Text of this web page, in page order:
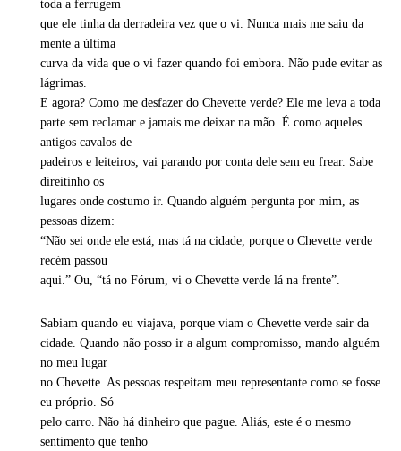
toda a ferrugem
que ele tinha da derradeira vez que o vi. Nunca mais me saiu da
mente a última
curva da vida que o vi fazer quando foi embora. Não pude evitar as
lágrimas.
E agora? Como me desfazer do Chevette verde? Ele me leva a toda
parte sem reclamar e jamais me deixar na mão. É como aqueles
antigos cavalos de
padeiros e leiteiros, vai parando por conta dele sem eu frear. Sabe
direitinho os
lugares onde costumo ir. Quando alguém pergunta por mim, as
pessoas dizem:
“Não sei onde ele está, mas tá na cidade, porque o Chevette verde
recém passou
aqui.” Ou, “tá no Fórum, vi o Chevette verde lá na frente”.
Sabiam quando eu viajava, porque viam o Chevette verde sair da
cidade. Quando não posso ir a algum compromisso, mando alguém
no meu lugar
no Chevette. As pessoas respeitam meu representante como se fosse
eu próprio. Só
pelo carro. Não há dinheiro que pague. Aliás, este é o mesmo
sentimento que tenho